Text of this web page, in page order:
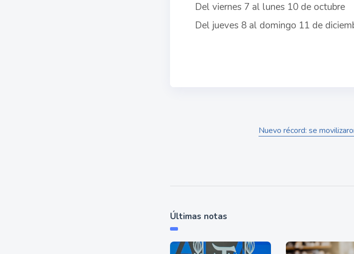
Del viernes 7 al lunes 10 de octubre
Del jueves 8 al domingo 11 de
Nuevo récord: se
Últimas notas